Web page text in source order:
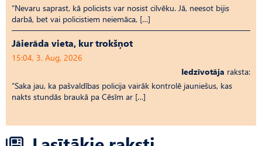
“Nevaru saprast, kā policists var nosist cilvēku. Jā, neesot bijis
darbā, bet vai policistiem neiemāca, […]
Jāierāda vieta, kur trokšņot
15:04, 3. Aug, 2026
Iedzīvotāja raksta:
“Saka jau, ka pašvaldības policija vairāk kontrolē jauniešus, kas
nakts stundās braukā pa Cēsīm ar […]